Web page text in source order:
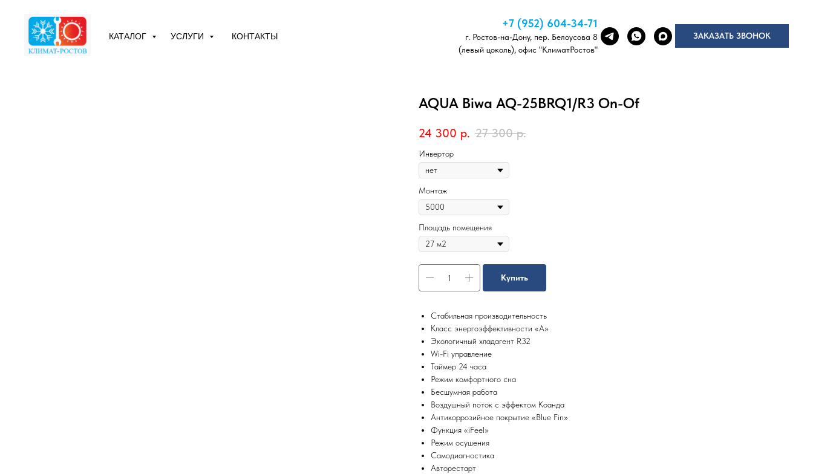
КАТАЛОГ УСЛУГИ КОНТАКТЫ
+7 (952) 604-34-71
г. Ростов-на-Дону, пер. Белоусова 8
(левый цоколь), офис "КлиматРостов"
ЗАКАЗАТЬ ЗВОНОК
AQUA Biwa AQ-25BRQ1/R3 On-Of
24 300 р. 27 300 р.
Инвертор
Монтаж
Площадь помещения
Купить
Стабильная производительность
Класс энергоэффективности «A»
Экологичный хладагент R32
Wi-Fi управление
Таймер 24 часа
Режим комфортного сна
Бесшумная работа
Воздушный поток с эффектом Коанда
Антикоррозийное покрытие «Blue Fin»
Функция «iFeel»
Режим осушения
Самодиагностика
Авторестарт